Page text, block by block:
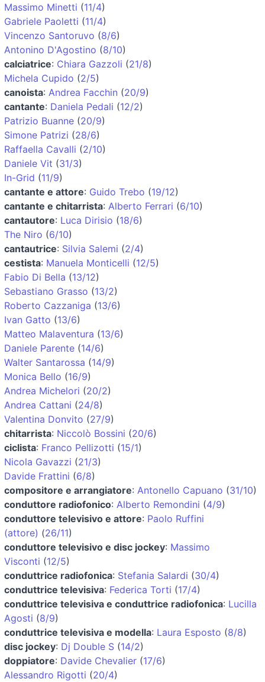
Massimo Minetti (11/4)
Gabriele Paoletti (11/4)
Vincenzo Santoruvo (8/6)
Antonino D'Agostino (8/10)
calciatrice: Chiara Gazzoli (21/8)
Michela Cupido (2/5)
canoista: Andrea Facchin (20/9)
cantante: Daniela Pedali (12/2)
Patrizio Buanne (20/9)
Simone Patrizi (28/6)
Raffaella Cavalli (2/10)
Daniele Vit (31/3)
In-Grid (11/9)
cantante e attore: Guido Trebo (19/12)
cantante e chitarrista: Alberto Ferrari (6/10)
cantautore: Luca Dirisio (18/6)
The Niro (6/10)
cantautrice: Silvia Salemi (2/4)
cestista: Manuela Monticelli (12/5)
Fabio Di Bella (13/12)
Sebastiano Grasso (13/2)
Roberto Cazzaniga (13/6)
Ivan Gatto (13/6)
Matteo Malaventura (13/6)
Daniele Parente (14/6)
Walter Santarossa (14/9)
Monica Bello (16/9)
Andrea Michelori (20/2)
Andrea Cattani (24/8)
Valentina Donvito (27/9)
chitarrista: Niccolò Bossini (20/6)
ciclista: Franco Pellizotti (15/1)
Nicola Gavazzi (21/3)
Davide Frattini (6/8)
compositore e arrangiatore: Antonello Capuano (31/10)
conduttore radiofonico: Alberto Remondini (4/9)
conduttore televisivo e attore: Paolo Ruffini
(attore) (26/11)
conduttore televisivo e disc jockey: Massimo
Visconti (12/5)
conduttrice radiofonica: Stefania Salardi (30/4)
conduttrice televisiva: Federica Torti (17/4)
conduttrice televisiva e conduttrice radiofonica: Lucilla
Agosti (8/9)
conduttrice televisiva e modella: Laura Esposto (8/8)
disc jockey: Dj Double S (14/2)
doppiatore: Davide Chevalier (17/6)
Alessandro Rigotti (20/4)